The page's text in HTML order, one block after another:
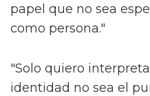
papel que no sea
como persona."
"Solo quiero
identidad no sea el